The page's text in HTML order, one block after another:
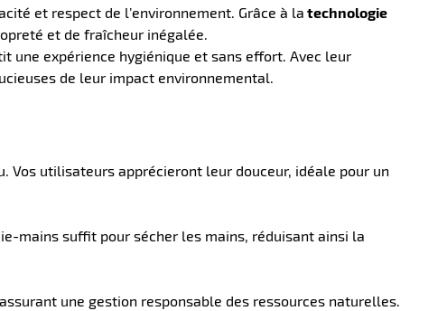
et respect de l’environnement. Grâce à la technologie
et de fraîcheur inégalée.
expérience hygiénique et sans effort. Avec leur
de leur impact environnemental.
Vos utilisateurs apprécieront leur douceur, idéale pour un
mains suffit pour sécher les mains, réduisant ainsi la
une gestion responsable des ressources naturelles.